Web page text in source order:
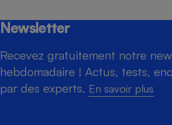
Newsletter
Recevez gratuitement notre
hebdomadaire ! Actus, tests,
par des experts. En savoir plus